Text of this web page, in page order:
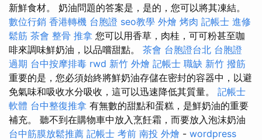
新鮮食材。 奶油問題的答案是，是的，您可以將其凍結。
數位行銷 香港轉機 台胞證 seo教學 外燴 烤肉 記帳士 進修
鬆筋 茶會 整骨 推拿 您可以用香草，肉桂，可可粉甚至咖
啡來調味鮮奶油，以品嚐甜點。 茶會 台胞證台北 台胞證
過期 台中按摩排毒 rwd 新竹 外燴 記帳士 職缺 新竹 撥筋
重要的是，您必須始終將鮮奶油存儲在密封的容器中，以避
免氣味和吸收水分吸收，這可以迅速降低其質量。 記帳士
軟體 台中整復推拿 有無數的甜點和蛋糕，是鮮奶油的重要
補充。 聽不到在購物車中放入烹飪霜，而要放入泡沫奶油
台中筋膜放鬆推薦 記帳士 考前 南投 外燴 - wordpress